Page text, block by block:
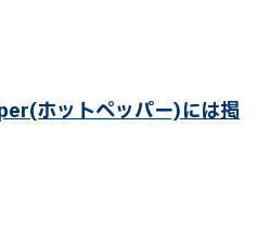
ホットペッパー)には掲